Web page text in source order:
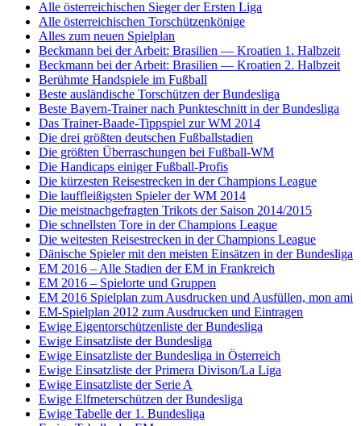
Alle österreichischen Sieger der Ersten Liga
Alle österreichischen Torschützenkönige
Alles zum neuen Spielplan
Beckmann bei der Arbeit: Brasilien — Kroatien 1. Halbzeit
Beckmann bei der Arbeit: Brasilien — Kroatien 2. Halbzeit
Berühmte Handspiele im Fußball
Beste ausländische Torschützen der Bundesliga
Beste Bayern-Trainer nach Punkteschnitt in der Bundesliga
Das Trainer-Baade-Tippspiel zur WM 2014
Die drei größten deutschen Fußballstadien
Die größten Überraschungen bei Fußball-WM
Die Handicaps einiger Fußball-Profis
Die kürzesten Reisestrecken in der Champions League
Die lauffleißigsten Spieler der WM 2014
Die meistnachgefragten Trikots der Saison 2014/2015
Die schnellsten Tore in der Champions League
Die weitesten Reisestrecken in der Champions League
Dänische Spieler mit den meisten Einsätzen in der Bundesliga
EM 2016 – Alle Stadien der EM in Frankreich
EM 2016 – Spielorte und Gruppen
EM 2016 Spielplan zum Ausdrucken und Ausfüllen, mon ami
EM-Spielplan 2012 zum Ausdrucken und Eintragen
Ewige Eigentorschützenliste der Bundesliga
Ewige Einsatzliste der Bundesliga
Ewige Einsatzliste der Bundesliga in Österreich
Ewige Einsatzliste der Primera Divison/La Liga
Ewige Einsatzliste der Serie A
Ewige Elfmeterschützen der Bundesliga
Ewige Tabelle der 1. Bundesliga